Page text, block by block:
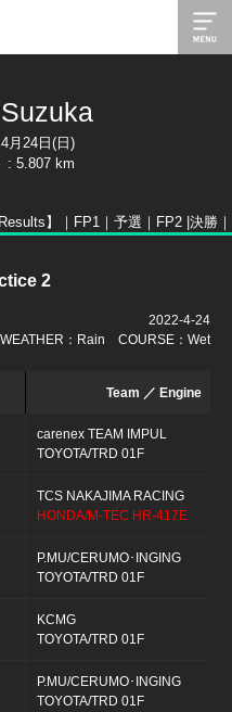
Suzuka
月24日(日)
: 5.807 km
Results】｜ FP1 ｜ 予選 ｜ FP2 決勝 ｜
2
2022-4-24
WEATHER：Rain COURSE：Wet
Team ／ Engine
carenex TEAM IMPUL
TOYOTA/TRD 01F
TCS NAKAJIMA RACING
HONDA/M-TEC HR-417E
P.MU/CERUMO･INGING
TOYOTA/TRD 01F
KCMG
TOYOTA/TRD 01F
P.MU/CERUMO･INGING
TOYOTA/TRD 01F